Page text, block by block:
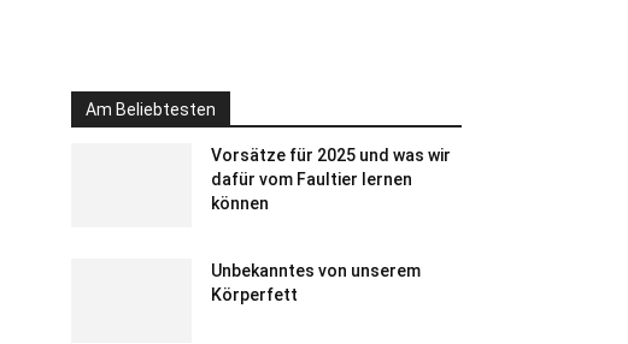
Am Beliebtesten
Vorsätze für 2025 und was wir
dafür vom Faultier lernen
können
Unbekanntes von unserem
Körperfett